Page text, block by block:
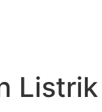
Listrik